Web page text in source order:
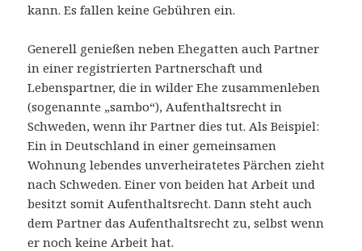
kann. Es fallen keine Gebühren ein.
Generell genießen neben Ehegatten auch Partner
in einer registrierten Partnerschaft und
Lebenspartner, die in wilder Ehe zusammenleben
(sogenannte „sambo“), Aufenthaltsrecht in
Schweden, wenn ihr Partner dies tut. Als Beispiel:
Ein in Deutschland in einer gemeinsamen
Wohnung lebendes unverheiratetes Pärchen zieht
nach Schweden. Einer von beiden hat Arbeit und
besitzt somit Aufenthaltsrecht. Dann steht auch
dem Partner das Aufenthaltsrecht zu, selbst wenn
er noch keine Arbeit hat.